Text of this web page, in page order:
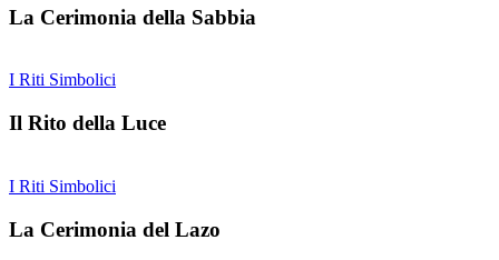
La Cerimonia della Sabbia
I Riti Simbolici
Il Rito della Luce
I Riti Simbolici
La Cerimonia del Lazo